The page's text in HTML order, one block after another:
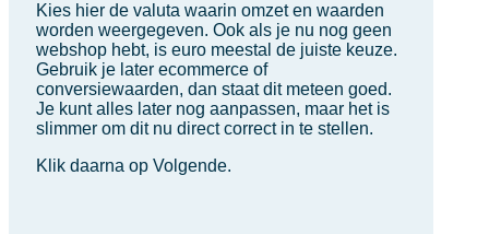
Kies hier de valuta waarin omzet en waarden
worden weergegeven. Ook als je nu nog geen
webshop hebt, is euro meestal de juiste keuze.
Gebruik je later ecommerce of
conversiewaarden, dan staat dit meteen goed.
Je kunt alles later nog aanpassen, maar het is
slimmer om dit nu direct correct in te stellen.
Klik daarna op Volgende.